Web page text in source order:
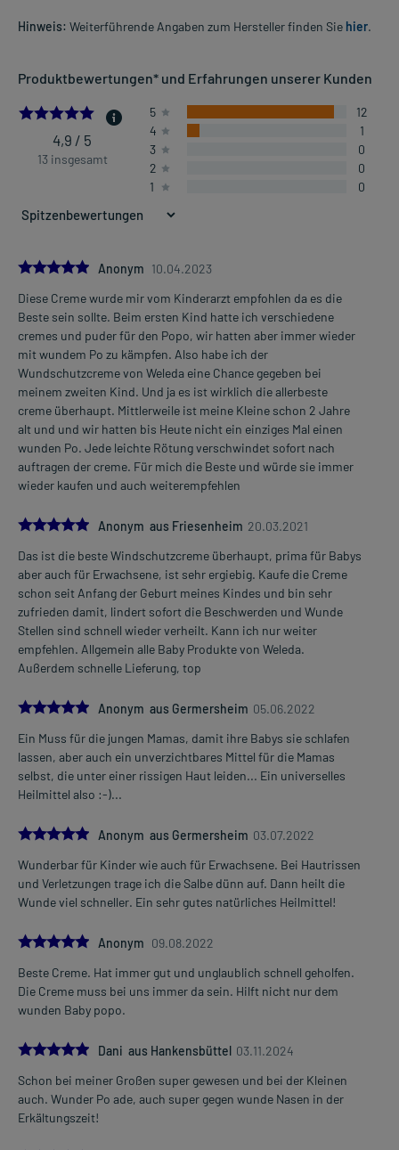
Hinweis: Weiterführende Angaben zum Hersteller finden Sie hier.
Produktbewertungen* und Erfahrungen unserer Kunden
4.923076923076923
4,9 / 5
13 insgesamt
5
12
4
1
3
0
2
0
1
0
5.0Anonym 10.04.2023
Diese Creme wurde mir vom Kinderarzt empfohlen da es die
Beste sein sollte. Beim ersten Kind hatte ich verschiedene
cremes und puder für den Popo, wir hatten aber immer wieder
mit wundem Po zu kämpfen. Also habe ich der
Wundschutzcreme von Weleda eine Chance gegeben bei
meinem zweiten Kind. Und ja es ist wirklich die allerbeste
creme überhaupt. Mittlerweile ist meine Kleine schon 2 Jahre
alt und und wir hatten bis Heute nicht ein einziges Mal einen
wunden Po. Jede leichte Rötung verschwindet sofort nach
auftragen der creme. Für mich die Beste und würde sie immer
wieder kaufen und auch weiterempfehlen
5.0Anonym aus Friesenheim 20.03.2021
Das ist die beste Windschutzcreme überhaupt, prima für Babys
aber auch für Erwachsene, ist sehr ergiebig. Kaufe die Creme
schon seit Anfang der Geburt meines Kindes und bin sehr
zufrieden damit, lindert sofort die Beschwerden und Wunde
Stellen sind schnell wieder verheilt. Kann ich nur weiter
empfehlen. Allgemein alle Baby Produkte von Weleda.
Außerdem schnelle Lieferung, top
5.0Anonym aus Germersheim 05.06.2022
Ein Muss für die jungen Mamas, damit ihre Babys sie schlafen
lassen, aber auch ein unverzichtbares Mittel für die Mamas
selbst, die unter einer rissigen Haut leiden... Ein universelles
Heilmittel also :-)...
5.0Anonym aus Germersheim 03.07.2022
Wunderbar für Kinder wie auch für Erwachsene. Bei Hautrissen
und Verletzungen trage ich die Salbe dünn auf. Dann heilt die
Wunde viel schneller. Ein sehr gutes natürliches Heilmittel!
5.0Anonym 09.08.2022
Beste Creme. Hat immer gut und unglaublich schnell geholfen.
Die Creme muss bei uns immer da sein. Hilft nicht nur dem
wunden Baby popo.
5.0
Dani aus Hankensbüttel 03.11.2024
Schon bei meiner Großen super gewesen und bei der Kleinen
auch. Wunder Po ade, auch super gegen wunde Nasen in der
Erkältungszeit!